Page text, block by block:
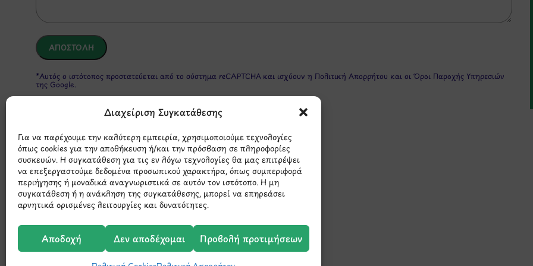
Διαχείριση Συγκατάθεσης
Για να παρέχουμε την καλύτερη εμπειρία, χρησιμοποιούμε τεχνολογίες
όπως cookies για την αποθήκευση ή/και την πρόσβαση σε πληροφορίες
συσκευών. Η συγκατάθεση για τις εν λόγω τεχνολογίες θα μας επιτρέψει
να επεξεργαστούμε δεδομένα προσωπικού χαρακτήρα, όπως συμπεριφορά
περιήγησης ή μοναδικά αναγνωριστικά σε αυτόν τον ιστότοπο. Η μη
συγκατάθεση ή η ανάκληση της συγκατάθεσης, μπορεί να επηρεάσει
αρνητικά ορισμένες λειτουργίες και δυνατότητες.
Αποδοχή Δεν αποδέχομαι Προβολή προτιμήσεων
*Αυτός ο ιστότοπος προστατεύεται από το σύστημα reCAPTCHA και ισχύουν η Πολιτική Απορρήτου και οιΌροι Παροχής Υπηρεσιών
της Google.
Μάθετε πρώτοι τα νέα και τις